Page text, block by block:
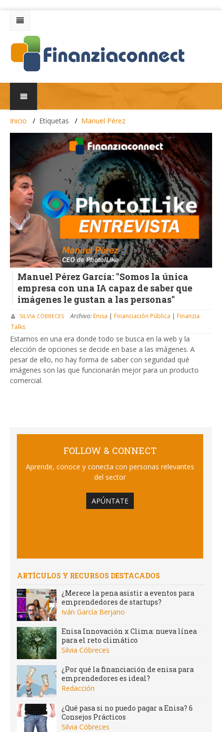
Inicio Etiquetas Manuel Pérez
Manuel Pérez García: "Somos la única
empresa con una IA capaz de saber que
imágenes le gustan a las personas"
SILVIA CÓBRECES Archivo:Enisa | Financiación Pública | Finanzia
Talks
Estamos en una era donde todo se busca en la web y la
elección de opciones se decide en base a las imágenes. A
pesar de ello, no hay forma de saber con seguridad qué
imágenes son las que funcionarán mejor para un producto
comercial.
FOLLOW & CONNECT
Aprende, conoce y conecta con personas relevantes
del sector
APÚNTATE
ARTÍCULOS Y RECURSOS DESTACADOS
¿Merece la pena asistir a eventos para
emprendedores de startups?
Iván García Berjano
Enisa Innovación x Clima: nueva línea
para el reto climático
Silvia Cóbreces
¿Por qué la financiación de enisa para
emprendedores es ideal?
Redacción
¿Qué pasa si no puedo pagar a Enisa? 6
Consejos Prácticos
Silvia Cóbreces